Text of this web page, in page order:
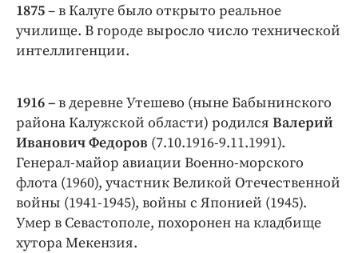
1875– в Калуге было открыто реальное
училище. В городе выросло число технической
интеллигенции.
1916 –в деревне Утешево (ныне Бабынинского
района Калужской области) родился Валерий
Иванович Федоров (7.10.1916-9.11.1991).
Генерал-майор авиации Военно-морского
флота (1960), участник Великой Отечественной
войны (1941-1945), войны с Японией (1945).
Умер в Севастополе, похоронен на кладбище
хутора Мекензия.